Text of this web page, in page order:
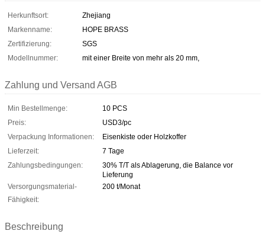
Herkunftsort:
Zhejiang
Markenname:
HOPE BRASS
Zertifizierung:
SGS
Modellnummer:
mit einer Breite von mehr als 20 mm,
Zahlung und Versand AGB
Min Bestellmenge:
10 PCS
Preis:
USD3/pc
Verpackung Informationen:
Eisenkiste oder Holzkoffer
Lieferzeit:
7 Tage
Zahlungsbedingungen:
30% T/T als Ablagerung, die Balance vor
Lieferung
Versorgungsmaterial-
Fähigkeit:
200 t/Monat
Beschreibung